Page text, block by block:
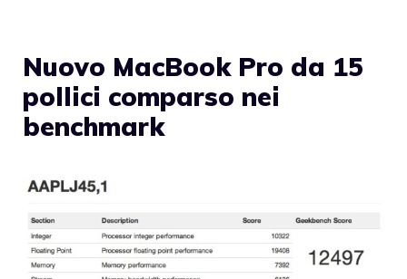
Nuovo MacBook Pro da 15
pollici comparso nei
benchmark